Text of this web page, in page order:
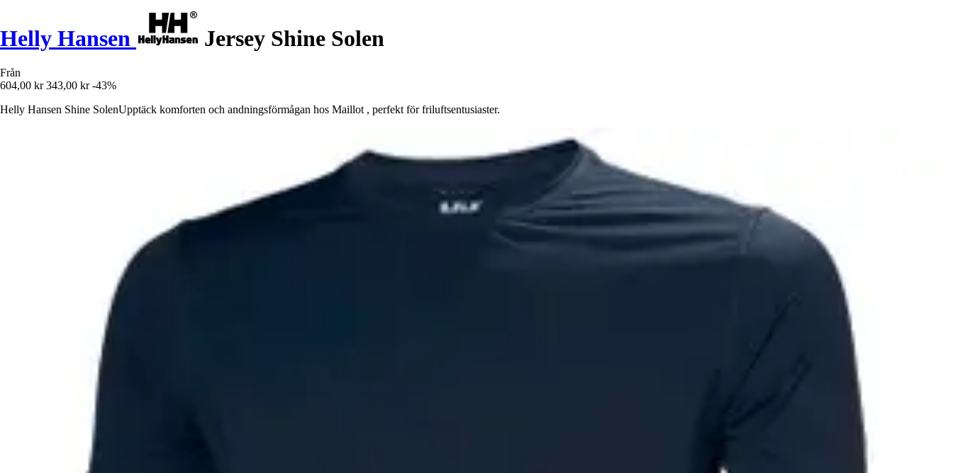
Helly Hansen Jersey Shine Solen
Från
604,00 kr 343,00 kr -43%
Helly Hansen Shine SolenUpptäck komforten och andningsförmågan hos Maillot , perfekt för friluftsentusiaster.